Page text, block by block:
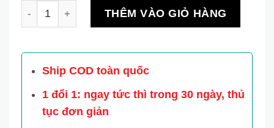
Rượu vang gốm Gruzia MS30 số lượng
THÊM VÀO GIỎ HÀNG
Ship COD toàn quốc
1 đổi 1: ngay tức thì trong 30 ngày, thủ
tục đơn giản